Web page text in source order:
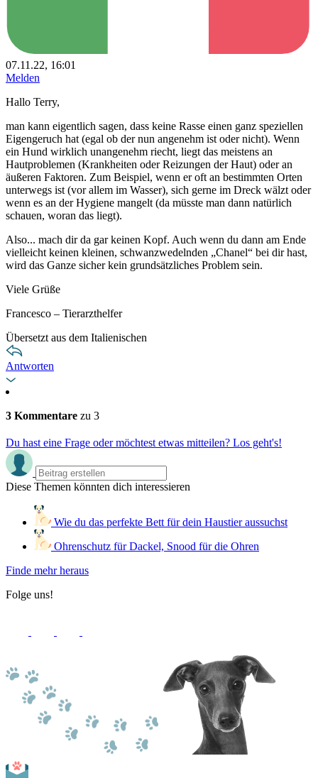
07.11.22, 16:01
Melden
Hallo Terry,
man kann eigentlich sagen, dass keine Rasse einen ganz speziellen
Eigengeruch hat (egal ob der nun angenehm ist oder nicht). Wenn
ein Hund wirklich unangenehm riecht, liegt das meistens an
Hautproblemen (Krankheiten oder Reizungen der Haut) oder an
äußeren Faktoren. Zum Beispiel, wenn er oft an bestimmten Orten
unterwegs ist (vor allem im Wasser), sich gerne im Dreck wälzt oder
wenn es an der Hygiene mangelt (da müsste man dann natürlich
schauen, woran das liegt).
Also... mach dir da gar keinen Kopf. Auch wenn du dann am Ende
vielleicht keinen kleinen, schwanzwedelnden „Chanel“ bei dir hast,
wird das Ganze sicher kein grundsätzliches Problem sein.
Viele Grüße
Francesco – Tierarzthelfer
Übersetzt aus dem Italienischen
Antworten
3 Kommentare zu 3
Du hast eine Frage oder möchtest etwas mitteilen? Los geht's!
Diese Themen könnten dich interessieren
Wie du das perfekte Bett für dein Haustier aussuchst
Ohrenschutz für Dackel, Snood für die Ohren
Finde mehr heraus
Folge uns!